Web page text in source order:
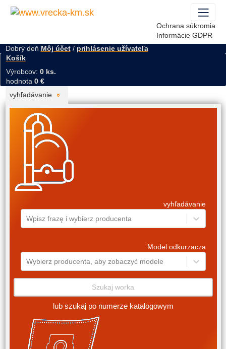
Ochrana súkromia
Informácie GDPR
Dobrý deň Môj účet/ prihlásenie užívateľa
Košík
Výrobcov: 0 ks.
hodnota 0 €
vyhľadávanie
vyhľadávanie
Wpisz frazę i wybierz producenta
Model odkurzacza
Wybierz producenta, aby zobaczyć modele
Szukaj worka
lub szukaj po numerze katalogowym